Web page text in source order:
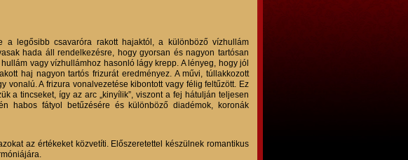
a legősibb csavaróra rakott hajaktól, a különböző vízhullám
hada áll rendelkezésre, hogy gyorsan és nagyon tartósan
vagy vízhullámhoz hasonló lágy krepp. A lényeg, hogy jól
haj nagyon tartós frizurát eredményez. A művi, túllakkozott
A frizura vonalvezetése kibontott vagy félig feltűzött. Ez
a tincseket, így az arc „kinyílik”, viszont a fej hátulján teljesen
habos fátyol betűzésére és különböző diadémok, koronák
az értékeket közvetíti. Előszeretettel készülnek romantikus